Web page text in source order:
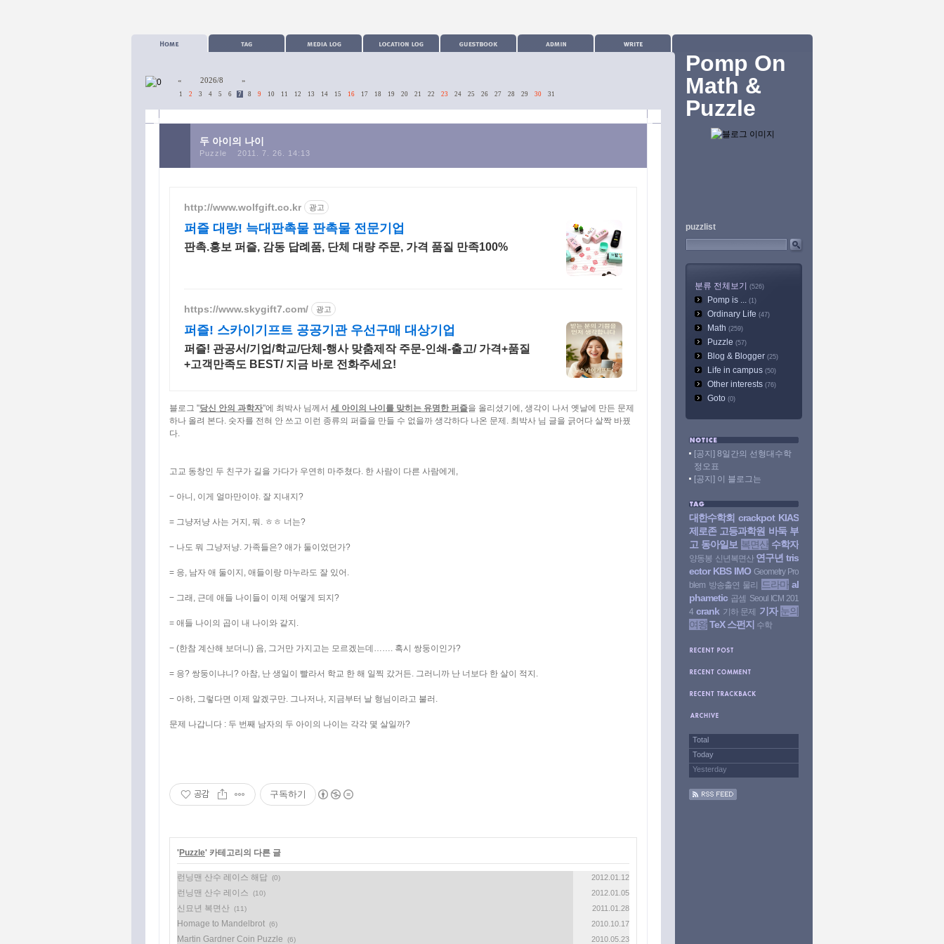
« 2026/8 »
1 2 3 4 5 6 7 8 9 10 11 12 13 14 15 16 17 18 19 20 21 22 23 24 25 26 27 28 29 30 31
두 아이의 나이
Puzzle 2011. 7. 26. 14:13
http://www.wolfgift.co.kr 광고
퍼즐 대량! 늑대판촉물 판촉물 전문기업
판촉.홍보 퍼즐, 감동 답례품, 단체 대량 주문, 가격 품질 만족100%
https://www.skygift7.com/ 광고
퍼즐! 스카이기프트 공공기관 우선구매 대상기업
퍼즐! 관공서/기업/학교/단체-행사 맞춤제작 주문-인쇄-출고/ 가격+품질
+고객만족도 BEST/ 지금 바로 전화주세요!
블로그 "당신 안의 과학자"에 최박사 님께서 세 아이의 나이를 맞히는 유명한 퍼즐을 올리셨기에, 생각이 나서 옛날에 만든 문제
하나 올려 본다. 숫자를 전혀 안 쓰고 이런 종류의 퍼즐을 만들 수 없을까 생각하다 나온 문제. 최박사 님 글을 긁어다 살짝 바꿨
다.
고교 동창인 두 친구가 길을 가다가 우연히 마주쳤다. 한 사람이 다른 사람에게,
− 아니, 이게 얼마만이야. 잘 지내지?
= 그냥저냥 사는 거지, 뭐. ㅎㅎ 너는?
− 나도 뭐 그냥저냥. 가족들은? 애가 둘이었던가?
= 응, 남자 애 둘이지, 애들이랑 마누라도 잘 있어.
− 그래, 근데 애들 나이들이 이제 어떻게 되지?
= 애들 나이의 곱이 내 나이와 같지.
− (한참 계산해 보더니) 음, 그거만 가지고는 모르겠는데……. 혹시 쌍둥이인가?
= 응? 쌍둥이냐니? 아참, 난 생일이 빨라서 학교 한 해 일찍 갔거든. 그러니까 난 너보다 한 살이 적지.
− 아하, 그렇다면 이제 알겠구만. 그나저나, 지금부터 날 형님이라고 불러.
문제 나갑니다 : 두 번째 남자의 두 아이의 나이는 각각 몇 살일까?
공감 구독하기
'Puzzle' 카테고리의 다른 글
런닝맨 산수 레이스 해답 (0) 2012.01.12
런닝맨 산수 레이스 (10) 2012.01.05
신묘년 복면산 (11) 2011.01.28
Homage to Mandelbrot (6) 2010.10.17
Martin Gardner Coin Puzzle (6) 2010.05.23
Pomp On
Math &
Puzzle
puzzlist
분류 전체보기 (526)
Pomp is ... (1)
Ordinary Life (47)
Math (259)
Puzzle (57)
Blog & Blogger (25)
Life in campus (50)
Other interests (76)
Goto (0)
[공지] 8일간의 선형대수학
정오표
[공지] 이 블로그는
대한수학회 crackpot KIAS
제로존 고등과학원 바둑 부
고 동아일보 복면산 수학자
양동봉 신년복면산 연구년 tris
ector KBS IMO Geometry Pro
blem 방송출연 물리 드라마 al
phametic 곱셈 Seoul ICM 201
4 crank 기하 문제 기자 눈의
여왕TeX 스펀지 수학
최근에 올라온 글
최근에 달린 댓글
최근에 받은 트랙백
글 보관함
Total
Today
Yesterday